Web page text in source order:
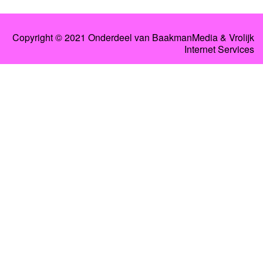
Copyright © 2021 Onderdeel van BaakmanMedia & Vrolijk
Internet Services